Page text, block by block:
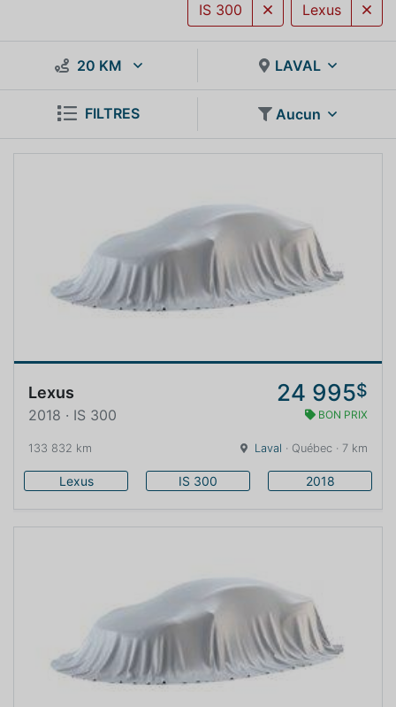
Lexus
IS 300
20 KM LAVAL
FILTRES Aucun
Lexus 24 995$
2018 · IS 300 BON PRIX
133 832 km Laval · Québec · 7 km
Lexus IS 300 2018